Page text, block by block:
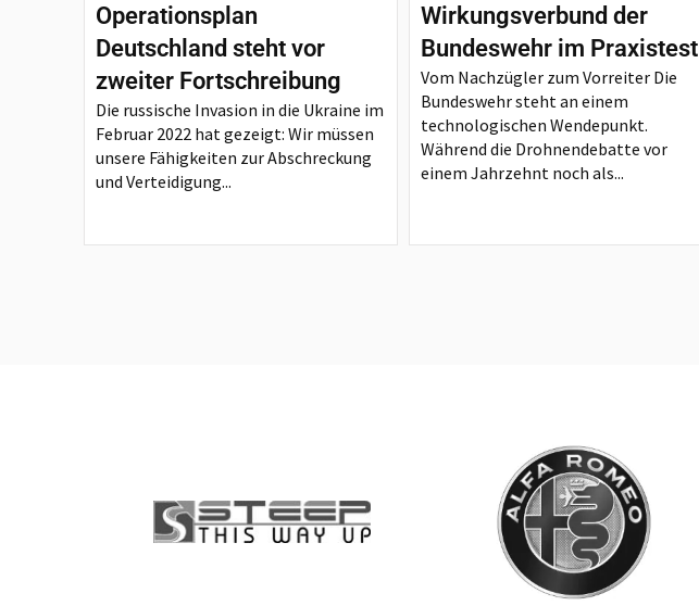
Operationsplan
Deutschland steht vor
zweiter Fortschreibung
Die russische Invasion in die Ukraine im
Februar 2022 hat gezeigt: Wir müssen
unsere Fähigkeiten zur Abschreckung
und Verteidigung...
Wirkungsverbund der
Bundeswehr im Praxistest
Vom Nachzügler zum Vorreiter Die
Bundeswehr steht an einem
technologischen Wendepunkt.
Während die Drohnendebatte vor
einem Jahrzehnt noch als...